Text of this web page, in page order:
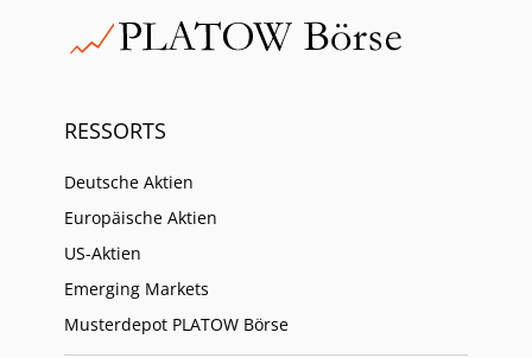
RESSORTS
Deutsche Aktien
Europäische Aktien
US-Aktien
Emerging Markets
Musterdepot PLATOW Börse